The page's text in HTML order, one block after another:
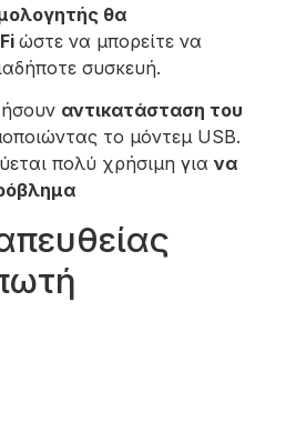
θα
ώστε να μπορείτε να
συσκευή.
αντικατάσταση του
το μόντεμ USB.
πολύ χρήσιμη για να